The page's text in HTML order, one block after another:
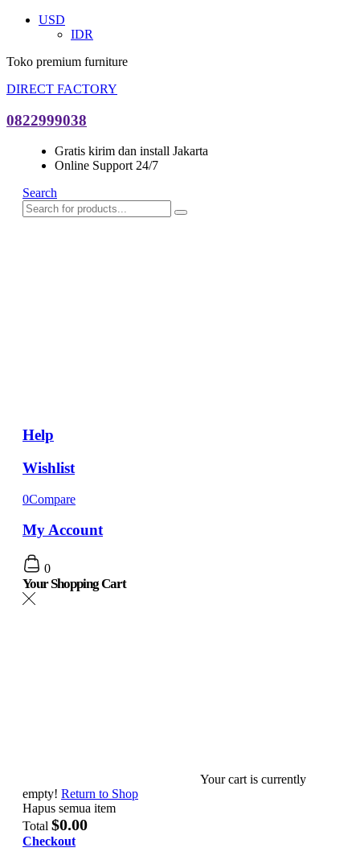
USD
IDR
Toko premium furniture
DIRECT FACTORY
0822999038
Gratis kirim dan install Jakarta
Online Support 24/7
Search
Help
Wishlist
0Compare
My Account
0
Your Shopping Cart
Your cart is currently
empty! Return to Shop
Hapus semua item
Total $0.00
Checkout